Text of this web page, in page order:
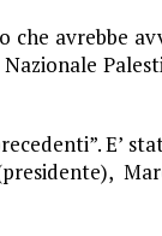
che avrebbe
E’